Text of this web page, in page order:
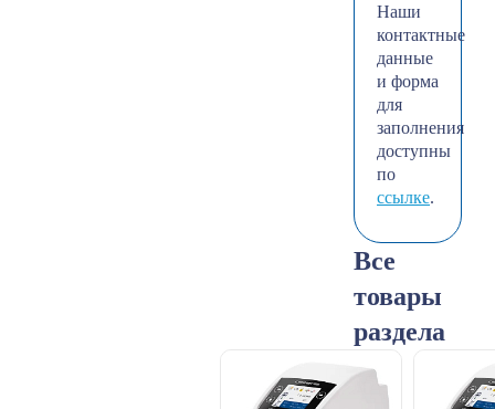
Наши
контактные
данные
и форма
для
заполнения
доступны
по
ссылке.
Все
товары
раздела